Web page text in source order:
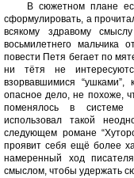
В сюжетном плане
сформулировать, а
всякому здравому
восьмилетнего мальчика
повести Петя бегает по
ни тётя не
взорвавшимися “ушками”,
опасное дело, не похоже,
поменялось в системе
использовал такой
следующем романе
проявит себя ещё более
намеренный ход
смыслом, чтобы удержать